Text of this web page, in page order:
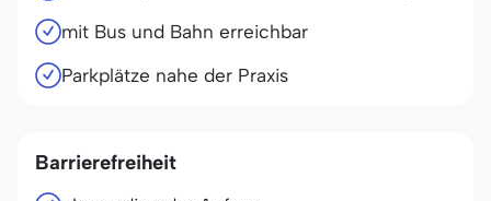
mit Bus und Bahn erreichbar
Parkplätze nahe der Praxis
Barrierefreiheit